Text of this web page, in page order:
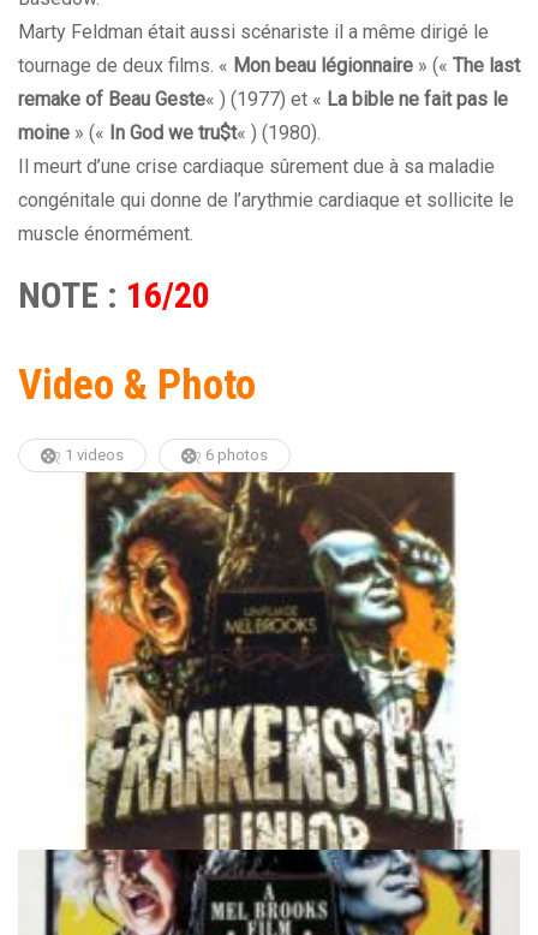
Marty Feldman était aussi scénariste il a même dirigé le
tournage de deux films. « Mon beau légionnaire » (« The last
remake of Beau Geste« ) (1977) et « La bible ne fait pas le
moine » (« In God we tru$t« ) (1980).
Il meurt d’une crise cardiaque sûrement due à sa maladie
congénitale qui donne de l’arythmie cardiaque et sollicite le
muscle énormément.
NOTE : 16/20
Video & Photo
1 videos 6 photos